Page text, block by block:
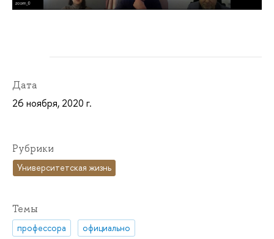
Дата
26 ноября, 2020 г.
Рубрики
Университетская жизнь
Темы
профессора официально